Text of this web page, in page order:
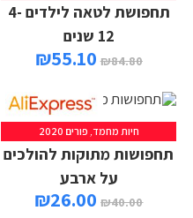
תחפושת לטאה לילדים 4-
12 שנים
₪84.80
₪55.10
חיות מחמד, פורים 2020
תחפושות מתוקות להולכים
על ארבע
₪40.00
₪26.00